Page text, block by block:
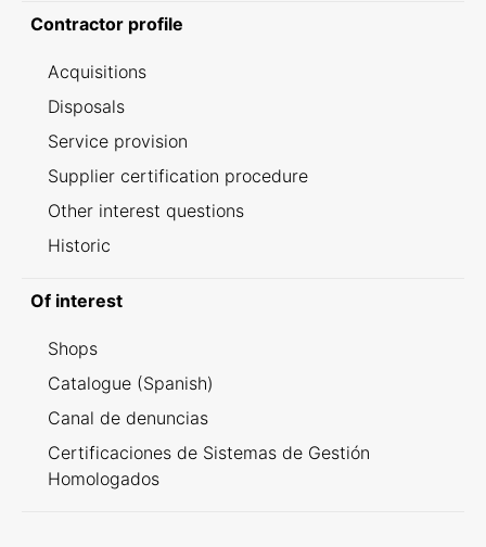
Contractor profile
Acquisitions
Disposals
Service provision
Supplier certification procedure
Other interest questions
Historic
Of interest
Shops
Catalogue (Spanish)
Canal de denuncias
Certificaciones de Sistemas de Gestión
Homologados